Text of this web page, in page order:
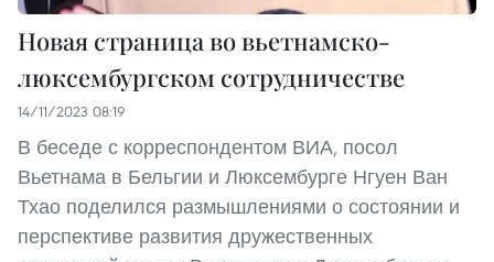
Новая страница во вьетнамско-
люксембургском сотрудничестве
14/11/2023 08:19
В беседе с корреспондентом ВИА, посол
Вьетнама в Бельгии и Люксембурге Нгуен Ван
Тхао поделился размышлениями о состоянии и
перспективе развития дружественных